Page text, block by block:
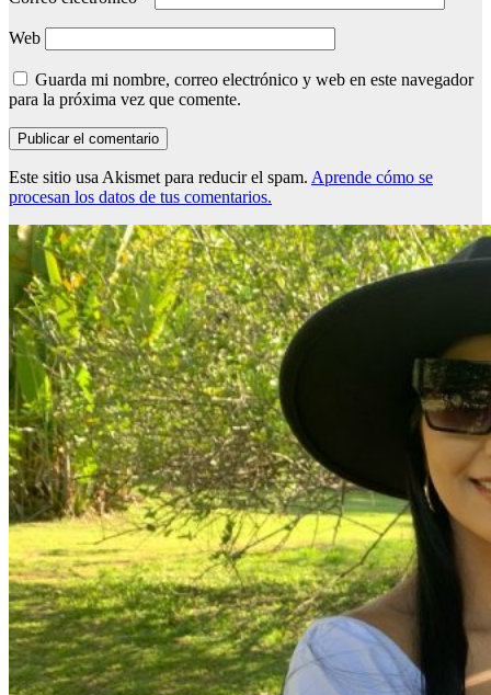
Web
Guarda mi nombre, correo electrónico y web en este navegador
para la próxima vez que comente.
Este sitio usa Akismet para reducir el spam. Aprende cómo se
procesan los datos de tus comentarios.